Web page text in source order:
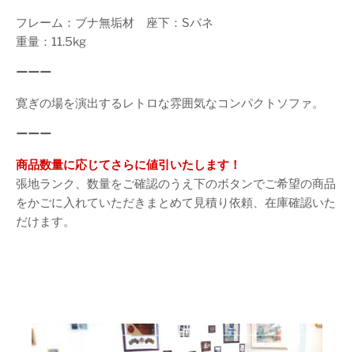
フレーム：ブナ無垢材 座下：Sバネ
重量：11.5kg
ーーー
寛ぎの場を演出するレトロな雰囲気なコンパクトソファ。
ーーー
商品数量に応じてさらに値引いたします！
張地ランク、数量をご確認のうえ下のボタンでご希望の商品
をかごに入れていただきまとめて見積り依頼、在庫確認いた
だけます。